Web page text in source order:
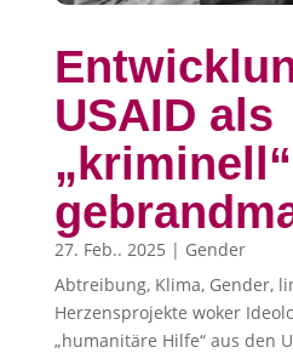
USAID als
„kriminell“
27. Feb.. 2025 | Gender
Abtreibung, Klima, Gender,
Herzensprojekte woker
„humanitäre Hilfe“ aus den